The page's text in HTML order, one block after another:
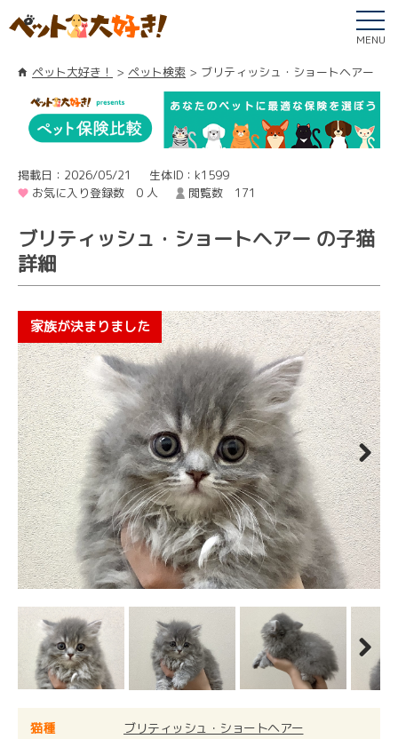
MENU
ペット大好き！ ペット検索 ブリティッシュ・ショートヘアー
掲載日：2026/05/21
生体ID：k1599
お気に入り登録数 0 人
閲覧数 171
ブリティッシュ・ショートヘアー の子猫
詳細
Next
Next
猫種
ブリティッシュ・ショートヘアー